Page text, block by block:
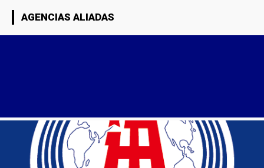
AGENCIAS ALIADAS